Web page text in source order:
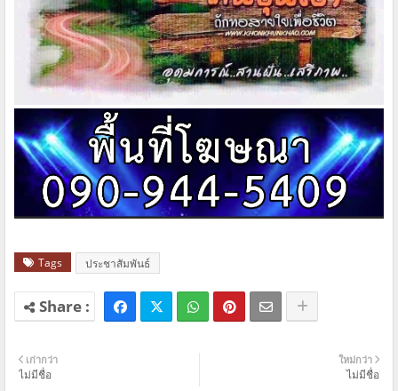
Tags ประชาสัมพันธ์
ใหม่กว่า
ไม่มีชื่อ
เก่ากว่า
ไม่มีชื่อ